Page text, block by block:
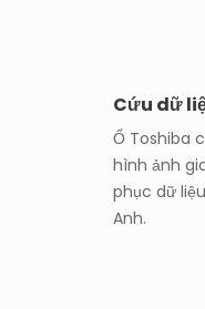
Cứu dữ
Ổ Toshiba
hình ảnh
phục dữ
Anh.